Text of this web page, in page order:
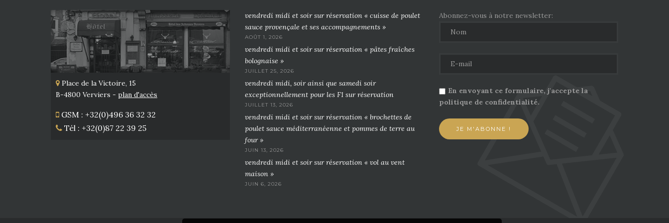
Place de la Victoire, 15
B-4800 Verviers - plan d'accès
GSM : +32(0)496 36 32 32
Tél : +32(0)87 22 39 25
vendredi midi et soir sur réservation « cuisse de poulet
sauce provençale et ses accompagnements »
AOÛT 1, 2026
vendredi midi et soir sur réservation « pâtes fraîches
bolognaise »
JUILLET 25, 2026
vendredi midi, soir ainsi que samedi soir
exceptionnellement pour les F1 sur réservation
JUILLET 13, 2026
vendredi midi et soir sur réservation « brochettes de
poulet sauce méditerranéenne et pommes de terre au
four »
JUIN 13, 2026
vendredi midi et soir sur réservation « vol au vent
maison »
JUIN 6, 2026
Abonnez-vous à notre newsletter:
En envoyant ce formulaire, j'accepte la
politique de confidentialité.